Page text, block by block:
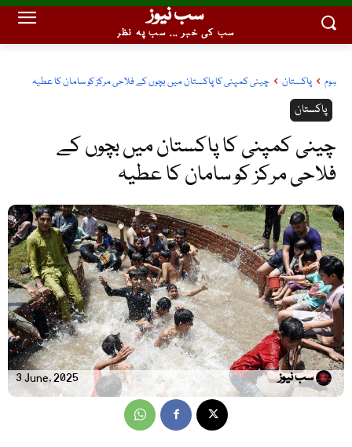
سب نیوز
سب کی خبر ... سب پہ نظر
ہوم پاکستان چینی کمپنی کا پاکستان میں بچوں کے فلاحی مرکز کو سامان کا عطیہ
پاکستان
چینی کمپنی کا پاکستان میں بچوں کے
فلاحی مرکز کو سامان کا عطیہ
3 June, 2025 سب نیوز